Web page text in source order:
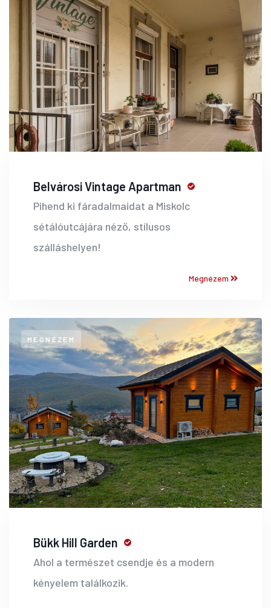
Belvárosi Vintage Apartman
Pihend ki fáradalmaidat a Miskolc
sétálóutcájára néző, stílusos
szálláshelyen!
Megnézem
MEGNÉZEM
Bükk Hill Garden
Ahol a természet csendje és a modern
kényelem találkozik.